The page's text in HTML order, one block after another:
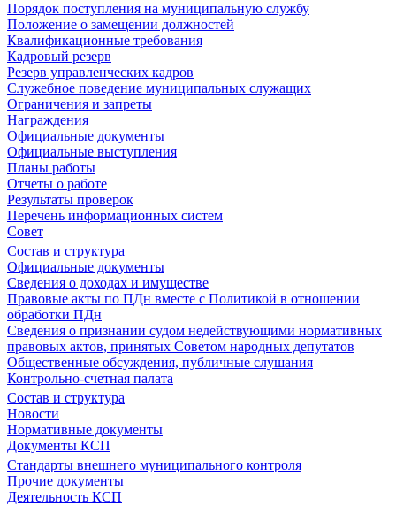
Порядок поступления на муниципальную службу
Положение о замещении должностей
Квалификационные требования
Кадровый резерв
Резерв управленческих кадров
Служебное поведение муниципальных служащих
Ограничения и запреты
Награждения
Официальные документы
Официальные выступления
Планы работы
Отчеты о работе
Результаты проверок
Перечень информационных систем
Совет
Состав и структура
Официальные документы
Сведения о доходах и имуществе
Правовые акты по ПДн вместе с Политикой в отношении
обработки ПДн
Сведения о признании судом недействующими нормативных
правовых актов, принятых Советом народных депутатов
Общественные обсуждения, публичные слушания
Контрольно-счетная палата
Состав и структура
Новости
Нормативные документы
Документы КСП
Стандарты внешнего муниципального контроля
Прочие документы
Деятельность КСП